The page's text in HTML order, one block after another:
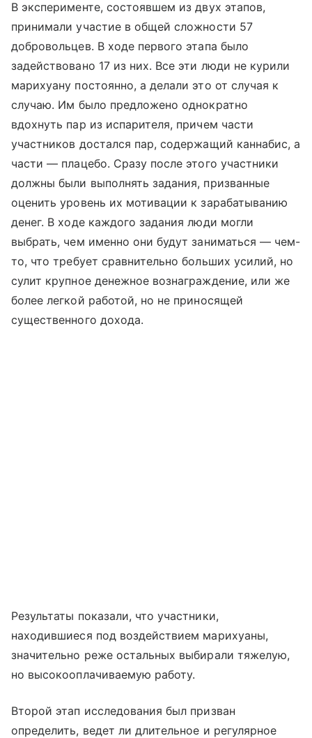
В эксперименте, состоявшем из двух этапов,
принимали участие в общей сложности 57
добровольцев. В ходе первого этапа было
задействовано 17 из них. Все эти люди не курили
марихуану постоянно, а делали это от случая к
случаю. Им было предложено однократно
вдохнуть пар из испарителя, причем части
участников достался пар, содержащий каннабис, а
части — плацебо. Сразу после этого участники
должны были выполнять задания, призванные
оценить уровень их мотивации к зарабатыванию
денег. В ходе каждого задания люди могли
выбрать, чем именно они будут заниматься — чем-
то, что требует сравнительно больших усилий, но
сулит крупное денежное вознаграждение, или же
более легкой работой, но не приносящей
существенного дохода.
Результаты показали, что участники,
находившиеся под воздействием марихуаны,
значительно реже остальных выбирали тяжелую,
но высокооплачиваемую работу.
Второй этап исследования был призван
определить, ведет ли длительное и регулярное